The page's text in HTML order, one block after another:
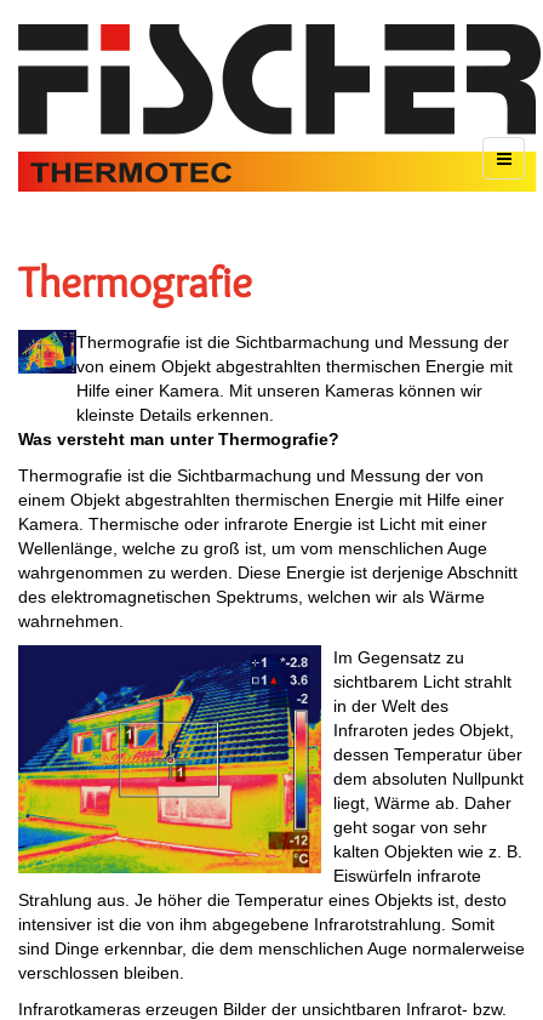
Thermografie
Thermografie ist die Sichtbarmachung und Messung der
von einem Objekt abgestrahlten thermischen Energie mit
Hilfe einer Kamera. Mit unseren Kameras können wir
kleinste Details erkennen.
Was versteht man unter Thermografie?
Thermografie ist die Sichtbarmachung und Messung der von
einem Objekt abgestrahlten thermischen Energie mit Hilfe einer
Kamera. Thermische oder infrarote Energie ist Licht mit einer
Wellenlänge, welche zu groß ist, um vom menschlichen Auge
wahrgenommen zu werden. Diese Energie ist derjenige Abschnitt
des elektromagnetischen Spektrums, welchen wir als Wärme
wahrnehmen.
Im Gegensatz zu
sichtbarem Licht strahlt
in der Welt des
Infraroten jedes Objekt,
dessen Temperatur über
dem absoluten Nullpunkt
liegt, Wärme ab. Daher
geht sogar von sehr
kalten Objekten wie z. B.
Eiswürfeln infrarote
Strahlung aus. Je höher die Temperatur eines Objekts ist, desto
intensiver ist die von ihm abgegebene Infrarotstrahlung. Somit
sind Dinge erkennbar, die dem menschlichen Auge normalerweise
verschlossen bleiben.
Infrarotkameras erzeugen Bilder der unsichtbaren Infrarot- bzw.